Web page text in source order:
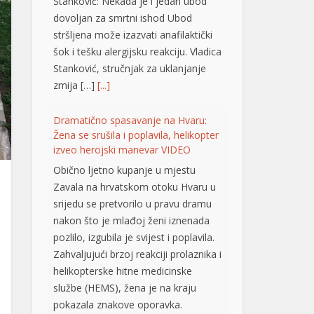
dovoljan za smrtni ishod Ubod
stršljena može izazvati anafilaktički
šok i tešku alergijsku reakciju. Vladica
Stanković, stručnjak za uklanjanje
zmija […] [...]
Dramatično spasavanje na Hvaru:
Žena se srušila i poplavila, helikopter
izveo herojski manevar VIDEO
Obično ljetno kupanje u mjestu
Zavala na hrvatskom otoku Hvaru u
srijedu se pretvorilo u pravu dramu
nakon što je mlađoj ženi iznenada
pozlilo, izgubila je svijest i poplavila.
Zahvaljujući brzoj reakciji prolaznika i
helikopterske hitne medicinske
službe (HEMS), žena je na kraju
pokazala znakove oporavka.